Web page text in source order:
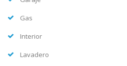
Gas
Interior
Lavadero